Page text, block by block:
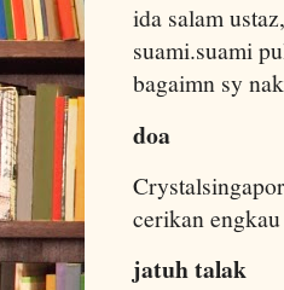
ida salam
suami.suami
bagaimn sy
doa
cerikan
jatuh talak